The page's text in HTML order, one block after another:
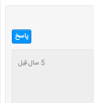
پاسخ
5 سال قبل